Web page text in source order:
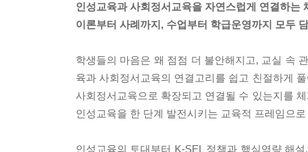
인성교육과 사회정서교육을 자연스럽게 연결하는
이론부터 사례까지, 수업부터 학급운영까지 모두
학생들의 마음은 왜 점점 더 불안해지고, 교실 속
육과 사회정서교육의 연결고리를 쉽고 친절하게
사회정서교육으로 확장되고 연결될 수 있는지를
인성교육을 한 단계 발전시키는 교육적 프레임으
인성교육의 토대부터 K-SEL 정책과 핵심역량 해